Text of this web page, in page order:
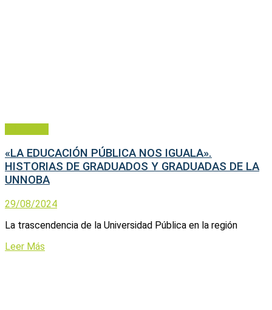
«LA EDUCACIÓN PÚBLICA NOS IGUALA».
HISTORIAS DE GRADUADOS Y GRADUADAS DE LA
UNNOBA
29/08/2024
La trascendencia de la Universidad Pública en la región
Leer Más